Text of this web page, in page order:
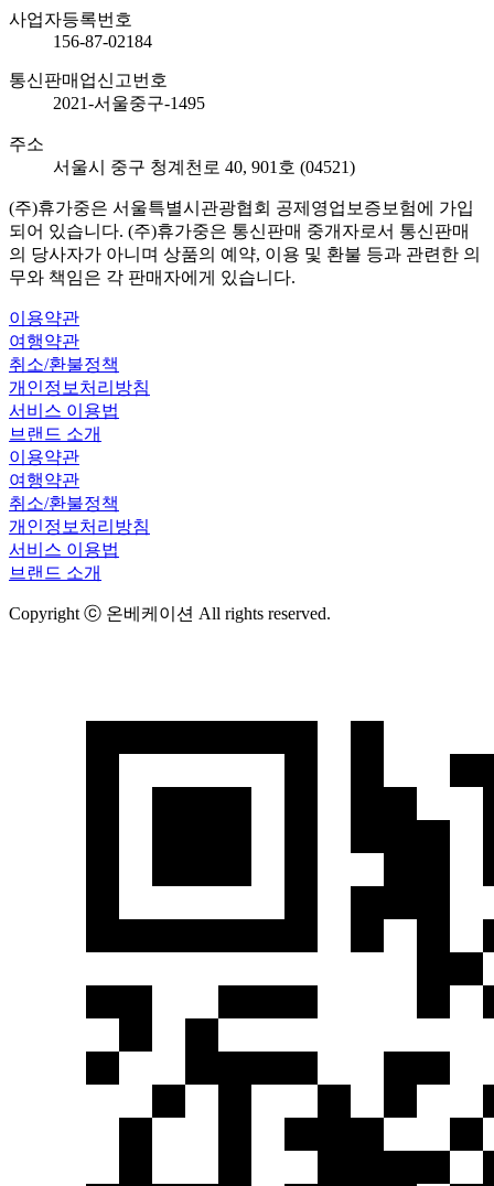
사업자등록번호
156-87-02184
통신판매업신고번호
2021-서울중구-1495
주소
서울시 중구 청계천로 40, 901호 (04521)
(주)휴가중은 서울특별시관광협회 공제영업보증보험에 가입
되어 있습니다. (주)휴가중은 통신판매 중개자로서 통신판매
의 당사자가 아니며 상품의 예약, 이용 및 환불 등과 관련한 의
무와 책임은 각 판매자에게 있습니다.
이용약관
여행약관
취소/환불정책
개인정보처리방침
서비스 이용법
브랜드 소개
이용약관
여행약관
취소/환불정책
개인정보처리방침
서비스 이용법
브랜드 소개
Copyright ⓒ 온베케이션 All rights reserved.